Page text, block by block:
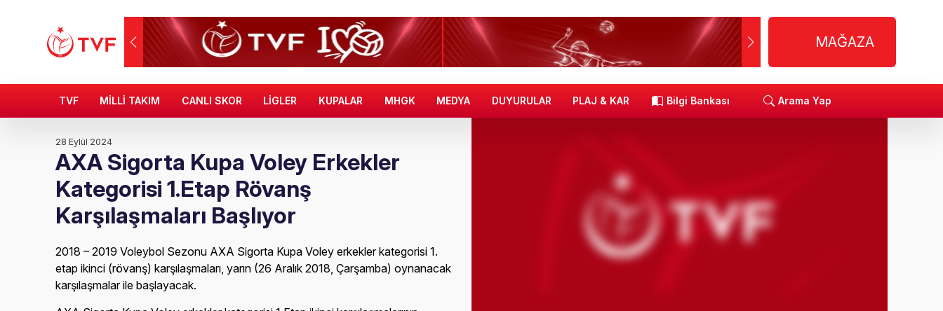
MAĞAZA
TVF MİLLİ TAKIM CANLI SKOR LİGLER KUPALAR MHGK MEDYA DUYURULAR PLAJ & KAR Bilgi Bankası Arama Yap
28 Eylül 2024
AXA Sigorta Kupa Voley Erkekler
Kategorisi 1.Etap Rövanş
Karşılaşmaları Başlıyor
2018 – 2019 Voleybol Sezonu AXA Sigorta Kupa Voley erkekler kategorisi 1.
etap ikinci (rövanş) karşılaşmaları, yarın (26 Aralık 2018, Çarşamba) oynanacak
karşılaşmalar ile başlayacak.